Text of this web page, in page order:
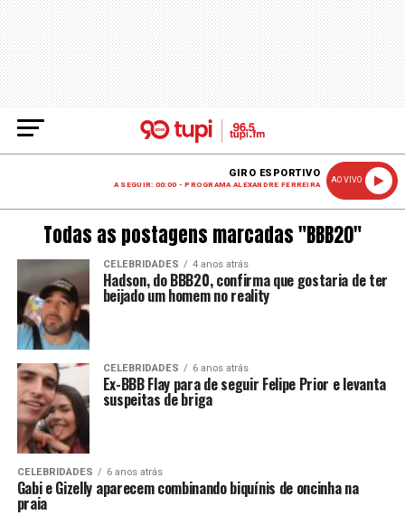
GIRO ESPORTIVO
A SEGUIR: 00:00 - PROGRAMA ALEXANDRE FERREIRA
AO VIVO
Todas as postagens marcadas "BBB20"
CELEBRIDADES 4 anos atrás
Hadson, do BBB20, confirma que gostaria de ter
beijado um homem no reality
CELEBRIDADES 6 anos atrás
Ex-BBB Flay para de seguir Felipe Prior e levanta
suspeitas de briga
CELEBRIDADES 6 anos atrás
Gabi e Gizelly aparecem combinando biquínis de oncinha na
praia